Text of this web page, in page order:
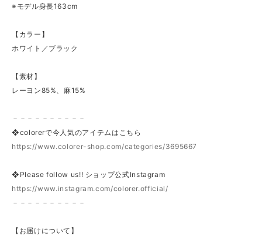
※モデル身長163cm
【カラー】
ホワイト／ブラック
【素材】
レーヨン85%、麻15%
－－－－－－－－－－
❖colorerで今人気のアイテムはこちら
https://www.colorer-shop.com/categories/3695667
❖Please follow us!! ショップ公式Instagram
https://www.instagram.com/colorer.official/
－－－－－－－－－－
【お届けについて】